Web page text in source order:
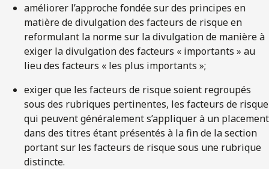
améliorer l’approche fondée sur des principes en
matière de divulgation des facteurs de risque en
reformulant la norme sur la divulgation de manière à
exiger la divulgation des facteurs « importants » au
lieu des facteurs « les plus importants »;
exiger que les facteurs de risque soient regroupés
sous des rubriques pertinentes, les facteurs de risque
qui peuvent généralement s’appliquer à un placement
dans des titres étant présentés à la fin de la section
portant sur les facteurs de risque sous une rubrique
distincte.